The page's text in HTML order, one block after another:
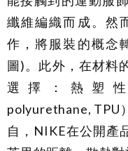
纖維編織而成。然
作，將服裝的概念
圖)。此外，在材料
選擇：熱塑性
polyurethane, TPU
自，NIKE在公開產